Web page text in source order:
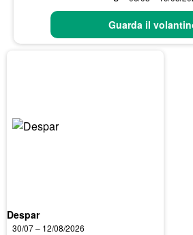
Guarda il
Despar
30/07 – 12/08/2026